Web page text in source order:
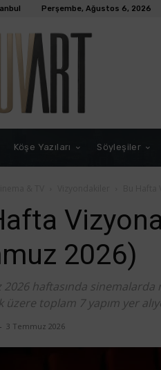
Perşembe, Ağustos 6, 2026
Köşe Yazıları Söyleşiler
2026)
2026 haftasında
üzere toplam 7 yapım yer
- 3 Temmuz 2026